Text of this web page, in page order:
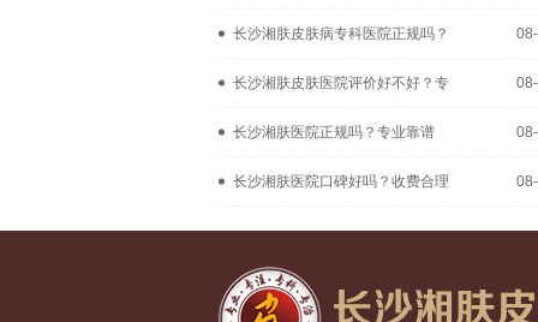
长沙湘肤皮肤病专科医院正规吗？
长沙湘肤皮肤医院评价好不好？专
长沙湘肤医院正规吗？专业靠谱
长沙湘肤医院口碑好吗？收费合理